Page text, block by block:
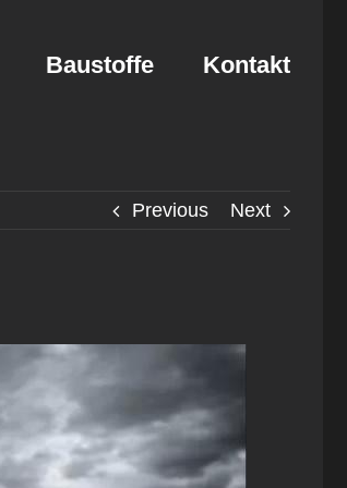
Baustoffe Kontakt
Previous Next